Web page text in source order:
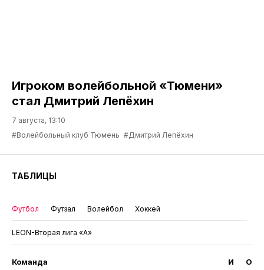
Игроком волейбольной «Тюмени»
стал Дмитрий Лепёхин
7 августа, 13:10
#Волейбольный клуб Тюмень #Дмитрий Лепёхин
ТАБЛИЦЫ
Футбол Футзал Волейбол Хоккей
LEON-Вторая лига «А»
Команда И О